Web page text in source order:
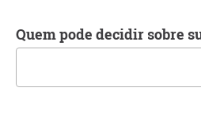
Quem pode decidir sobre